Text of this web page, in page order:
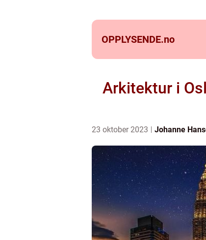
OPPLYSENDE.no
Arkitektur i
23 oktober 2023 Johanne